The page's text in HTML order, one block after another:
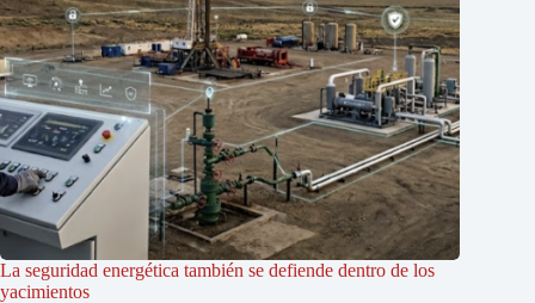
La seguridad energética también se defiende dentro de los
yacimientos